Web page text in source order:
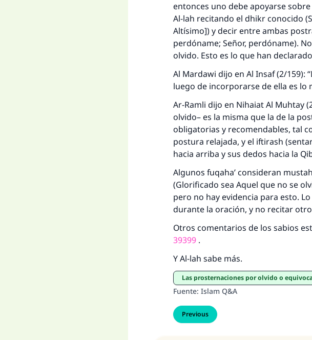
entonces uno debe apoyarse
Al-lah recitando el dhikr conocido (
Altísimo]) y decir entre ambas
perdóname; Señor, perdóname).
olvido. Esto es lo que han
Al Mardawi dijo en Al Insaf(2/159):
luego de incorporarse de ella es lo
Ar-Ramli dijo en Nihaiat Al Muhtay
olvido– es la misma que la de la
obligatorias y recomendables, tal
postura relajada, y el iftirash
hacia arriba y sus dedos hacia la
Algunos fuqaha’ consideran
(Glorificado sea Aquel que no se
pero no hay evidencia para esto.
durante la oración, y no recitar
Otros comentarios de los sabios
39399 .
Y Al-lah sabe más.
Las prosternaciones por olvido o
Fuente: Islam Q&A
Previous
La respuesta
Desde la Q hasta la
"Una persona que
misma